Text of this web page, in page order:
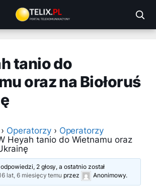
tanio do
oraz na Biołoruś
› Operatorzy › Operatorzy
Heyah tanio do Wietnamu oraz
2 głosy, a ostatnio został
lat, 6 miesięcy temu przez Anonimowy.